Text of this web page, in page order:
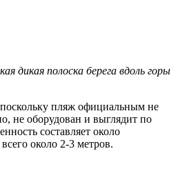
дикая полоска берега вдоль горы
пляж официальным не
не оборудован и выглядит по
составляет около
около 2-3 метров.